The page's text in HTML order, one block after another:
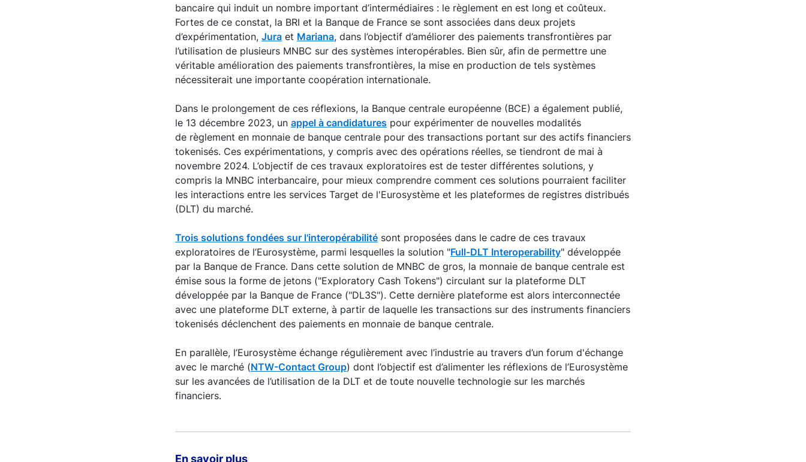
bancaire qui induit un nombre important d’intermédiaires : le règlement en est long et coûteux.
Fortes de ce constat, la BRI et la Banque de France se sont associées dans deux projets
d’expérimentation, Jura et Mariana, dans l’objectif d’améliorer des paiements transfrontières par
l’utilisation de plusieurs MNBC sur des systèmes interopérables. Bien sûr, afin de permettre une
véritable amélioration des paiements transfrontières, la mise en production de tels systèmes
nécessiterait une importante coopération internationale.
Dans le prolongement de ces réflexions, la Banque centrale européenne (BCE) a également publié,
le 13 décembre 2023, un appel à candidatures pour expérimenter de nouvelles modalités
de règlement en monnaie de banque centrale pour des transactions portant sur des actifs financiers
tokenisés. Ces expérimentations, y compris avec des opérations réelles, se tiendront de mai à
novembre 2024. L’objectif de ces travaux exploratoires est de tester différentes solutions, y
compris la MNBC interbancaire, pour mieux comprendre comment ces solutions pourraient faciliter
les interactions entre les services Target de l'Eurosystème et les plateformes de registres distribués
(DLT) du marché.
Trois solutions fondées sur l'interopérabilité sont proposées dans le cadre de ces travaux
exploratoires de l’Eurosystème, parmi lesquelles la solution "Full-DLT Interoperability" développée
par la Banque de France. Dans cette solution de MNBC de gros, la monnaie de banque centrale est
émise sous la forme de jetons ("Exploratory Cash Tokens") circulant sur la plateforme DLT
développée par la Banque de France ("DL3S"). Cette dernière plateforme est alors interconnectée
avec une plateforme DLT externe, à partir de laquelle les transactions sur des instruments financiers
tokenisés déclenchent des paiements en monnaie de banque centrale.
En parallèle, l’Eurosystème échange régulièrement avec l’industrie au travers d’un forum d'échange
avec le marché (NTW-Contact Group) dont l’objectif est d’alimenter les réflexions de l’Eurosystème
sur les avancées de l’utilisation de la DLT et de toute nouvelle technologie sur les marchés
financiers.
En savoir plus